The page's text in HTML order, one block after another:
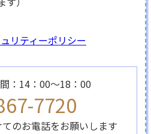
リティーポリシー
：14：00～18：00
7720
のお電話をお願いします